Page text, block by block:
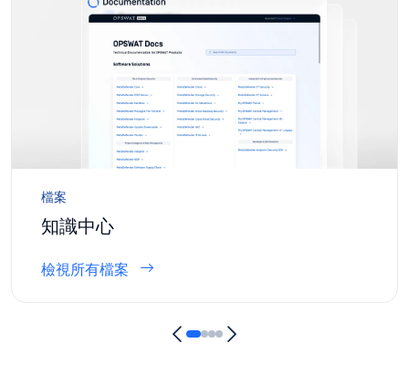
檔案
知識中心
檢視所有檔案